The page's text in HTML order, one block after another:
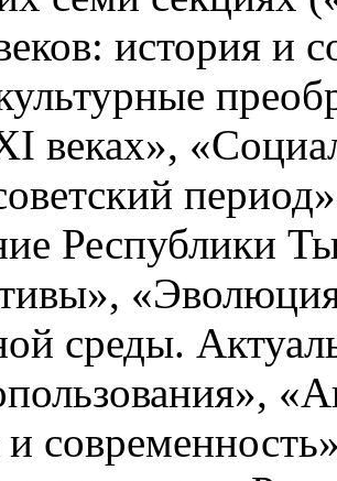
история и
веках»,
Республики
среды.